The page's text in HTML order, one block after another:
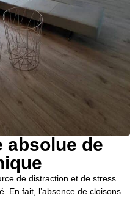
absolue de
de distraction et de stress
En fait, l’absence de cloisons